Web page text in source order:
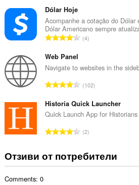
ц
е
н
и
б
р
о
ц
е
н
к
и
Dólar Hoje
Acompanhe a cotação do
Dólar Americano sempre
О
б
о
о
ц
е
н
и
:
4
Web Panel
Navigate to websites in the
О
щ
б
о
о
ц
102
Historia Quick Launcher
Quick Launch App for Historians
О
щ
б
2
Отзиви от потребители
Comments: 0